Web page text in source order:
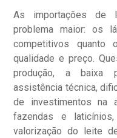
As importações de
problema maior: os
competitivos quanto
qualidade e preço.
produção, a baixa
assistência técnica,
de investimentos na
fazendas e
valorização do leite